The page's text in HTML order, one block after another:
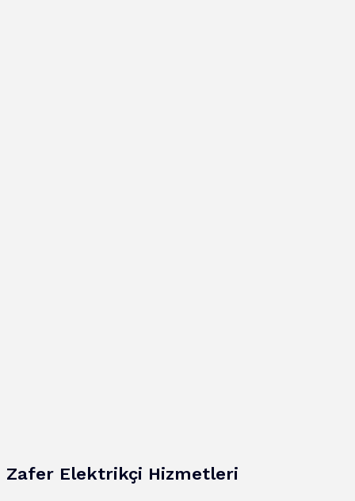
Zafer Elektrikçi Hizmetleri